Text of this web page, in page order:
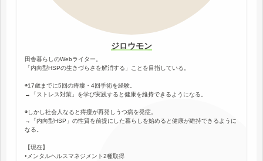
ジロウモン
田舎暮らしのWebライター。
「内向型HSPの生きづらさを解消する」ことを目指している。
◉17歳までに5回の痔瘻・4回手術を経験。
→「ストレス対策」を学び実践すると健康を維持できるようになる。
◉しかし社会人なると痔瘻が再発しうつ病を発症。
→「内向型HSP」の性質を前提にした暮らしを始めると健康が維持できるように
なる。
【現在】
◦メンタルヘルスマネジメント2種取得